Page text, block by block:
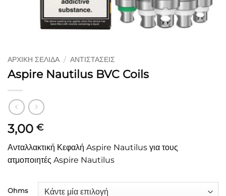
ΑΡΧΙΚΉ ΣΕΛΊΔΑ / ΑΝΤΙΣΤΆΣΕΙΣ
Aspire Nautilus BVC Coils
3,00 €
Ανταλλακτική Κεφαλή Aspire Nautilus για τους
ατμοποιητές Aspire Nautilus
Ohms